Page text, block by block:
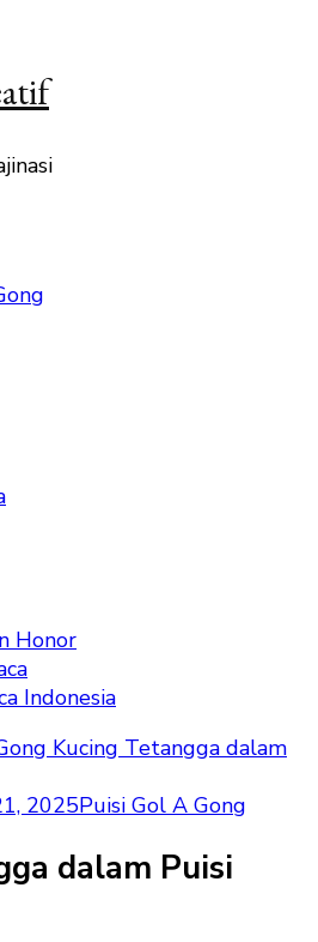
Honor
Indonesia
Kucing Tetangga dalam
2025Puisi Gol A Gong
dalam Puisi